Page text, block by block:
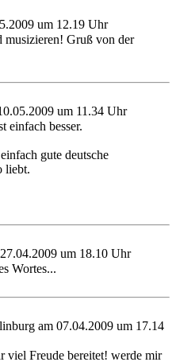
um 12.19 Uhr
musizieren! Gruß von der
um 11.34 Uhr
einfach besser.
gute deutsche
liebt.
um 18.10 Uhr
Wortes...
am 07.04.2009 um 17.14
viel Freude bereitet! werde mir